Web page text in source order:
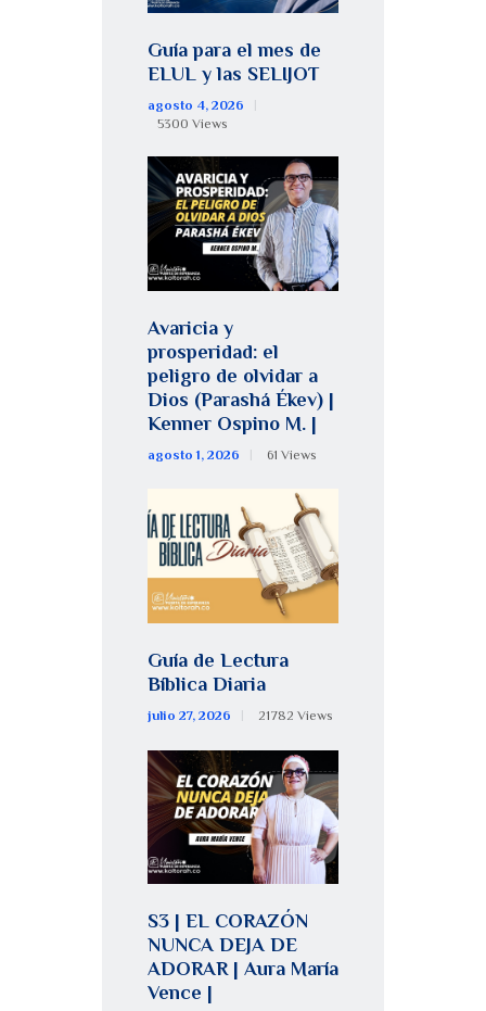
Guía para el mes de
ELUL y las SELIJOT
agosto 4, 2026
5300 Views
Avaricia y
prosperidad: el
peligro de olvidar a
Dios (Parashá Ékev) |
Kenner Ospino M. |
agosto 1, 2026 61 Views
Guía de Lectura
Bíblica Diaria
julio 27, 2026 21782 Views
S3 | EL CORAZÓN
NUNCA DEJA DE
ADORAR | Aura María
Vence |